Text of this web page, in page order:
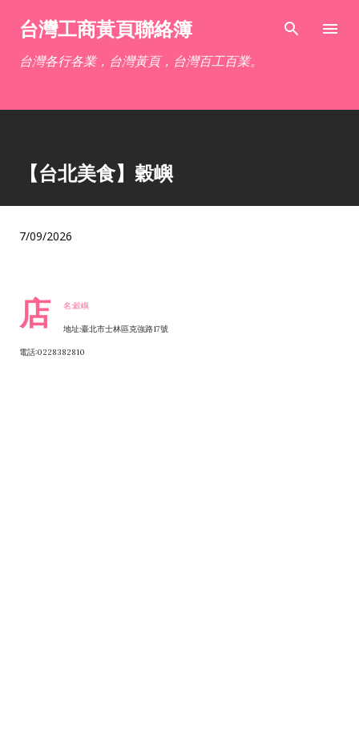
跳到主要內容
台灣工商黃頁聯絡簿
台灣各行各業，台灣黃頁，台灣百工百業。
【台北美食】穀嶼
7/09/2026
店 名:穀嶼
地址:臺北市士林區克強路17號
電話:0228382810